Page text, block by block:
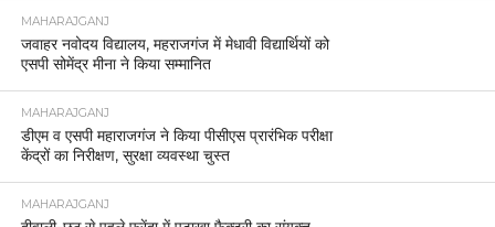
MAHARAJGANJ
जवाहर नवोदय विद्यालय, महराजगंज में मेधावी विद्यार्थियों को
एसपी सोमेंद्र मीना ने किया सम्मानित
MAHARAJGANJ
डीएम व एसपी महाराजगंज ने किया पीसीएस प्रारंभिक परीक्षा
केंद्रों का निरीक्षण, सुरक्षा व्यवस्था चुस्त
MAHARAJGANJ